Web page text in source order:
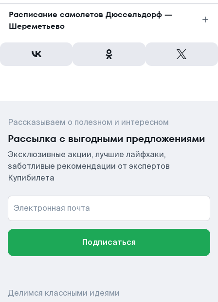
Расписание самолетов Дюссельдорф —
Шереметьево
Рассказываем о полезном и интересном
Рассылка с выгодными предложениями
Эксклюзивные акции, лучшие лайфхаки,
заботливые рекомендации от экспертов
Купибилета
Электронная почта
Подписаться
Делимся классными идеями